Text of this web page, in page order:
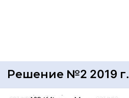
Решение №2 2019 г.